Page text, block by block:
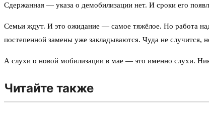
Сдержанная — указа о демобилизации нет. И сроки его
Семьи ждут. И это ожидание — самое тяжёлое. Но работа
постепенной замены уже закладываются. Чуда не случится,
А слухи о новой мобилизации в мае — это именно слухи.
Читайте также